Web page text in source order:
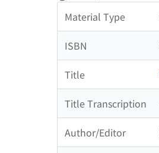
Material Type
ISBN
Title
Title Transcription
Author/Editor